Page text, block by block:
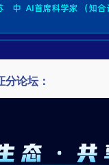
论坛：